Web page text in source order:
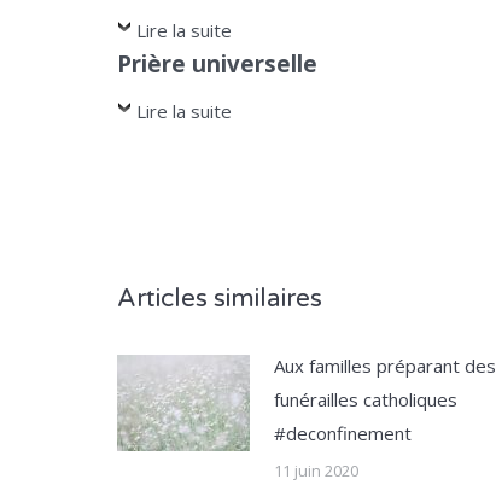
Lire la suite
Prière universelle
Lire la suite
Articles similaires
Aux familles préparant des
funérailles catholiques
#deconfinement
11 juin 2020